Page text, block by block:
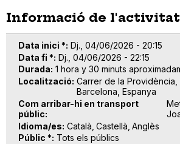
Informació de l'activitat
Data inici * Dj., 04/06/2026 - 20:15
Data fi * Dj., 04/06/2026 - 22:15
Durada 1 hora y 30 minuts
Localització Carrer de la
Barcelona, Espanya
Com arribar-hi en transport
públic
Idioma/es Català Castellà Anglès
Públic * Tots els públics